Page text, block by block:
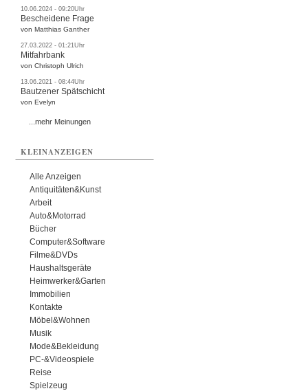
10.06.2024 - 09:20Uhr
Bescheidene Frage
von Matthias Ganther
27.03.2022 - 01:21Uhr
Mitfahrbank
von Christoph Ulrich
13.06.2021 - 08:44Uhr
Bautzener Spätschicht
von Evelyn
...mehr Meinungen
KLEINANZEIGEN
Alle Anzeigen
Antiquitäten&Kunst
Arbeit
Auto&Motorrad
Bücher
Computer&Software
Filme&DVDs
Haushaltsgeräte
Heimwerker&Garten
Immobilien
Kontakte
Möbel&Wohnen
Musik
Mode&Bekleidung
PC-&Videospiele
Reise
Spielzeug